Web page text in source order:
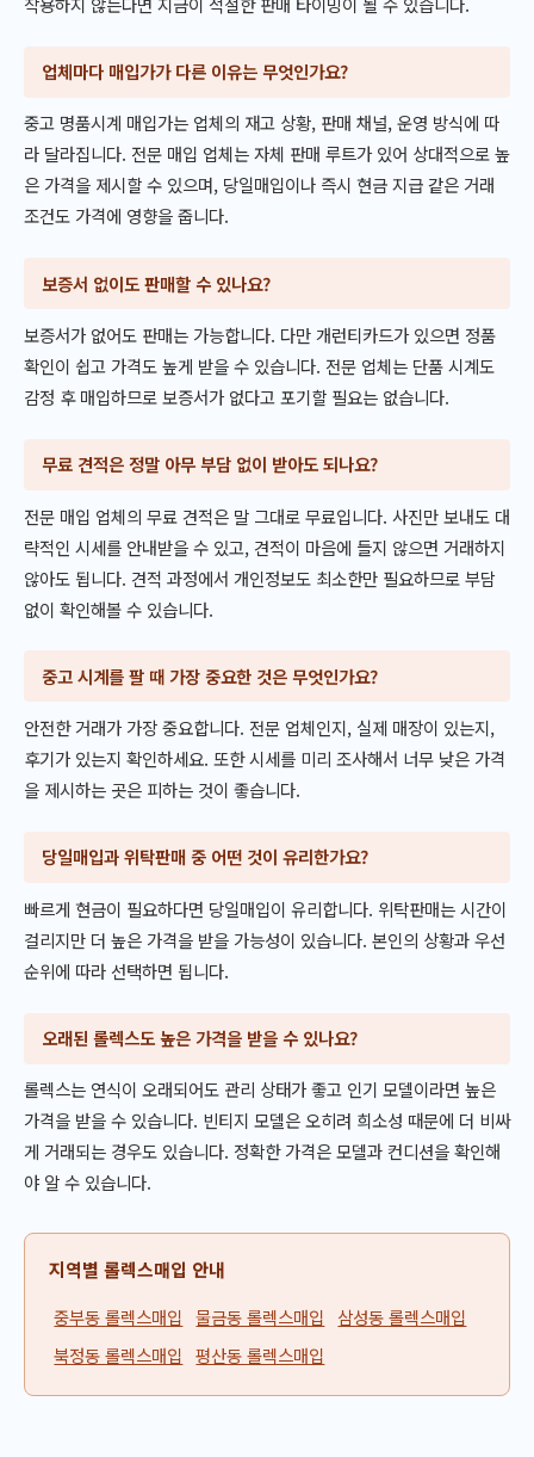
업체마다 매입가가 다른 이유는 무엇인가요?
중고 명품시계 매입가는 업체의 재고 상황, 판매 채널, 운영 방식에 따
라 달라집니다. 전문 매입 업체는 자체 판매 루트가 있어 상대적으로 높
은 가격을 제시할 수 있으며, 당일매입이나 즉시 현금 지급 같은 거래
조건도 가격에 영향을 줍니다.
보증서 없이도 판매할 수 있나요?
보증서가 없어도 판매는 가능합니다. 다만 개런티카드가 있으면 정품
확인이 쉽고 가격도 높게 받을 수 있습니다. 전문 업체는 단품 시계도
감정 후 매입하므로 보증서가 없다고 포기할 필요는 없습니다.
무료 견적은 정말 아무 부담 없이 받아도 되나요?
전문 매입 업체의 무료 견적은 말 그대로 무료입니다. 사진만 보내도 대
략적인 시세를 안내받을 수 있고, 견적이 마음에 들지 않으면 거래하지
않아도 됩니다. 견적 과정에서 개인정보도 최소한만 필요하므로 부담
없이 확인해볼 수 있습니다.
중고 시계를 팔 때 가장 중요한 것은 무엇인가요?
안전한 거래가 가장 중요합니다. 전문 업체인지, 실제 매장이 있는지,
후기가 있는지 확인하세요. 또한 시세를 미리 조사해서 너무 낮은 가격
을 제시하는 곳은 피하는 것이 좋습니다.
당일매입과 위탁판매 중 어떤 것이 유리한가요?
빠르게 현금이 필요하다면 당일매입이 유리합니다. 위탁판매는 시간이
걸리지만 더 높은 가격을 받을 가능성이 있습니다. 본인의 상황과 우선
순위에 따라 선택하면 됩니다.
오래된 롤렉스도 높은 가격을 받을 수 있나요?
롤렉스는 연식이 오래되어도 관리 상태가 좋고 인기 모델이라면 높은
가격을 받을 수 있습니다. 빈티지 모델은 오히려 희소성 때문에 더 비싸
게 거래되는 경우도 있습니다. 정확한 가격은 모델과 컨디션을 확인해
야 알 수 있습니다.
지역별 롤렉스매입 안내
중부동 롤렉스매입 물금동 롤렉스매입
삼성동 롤렉스매입
북정동 롤렉스매입 평산동 롤렉스매입